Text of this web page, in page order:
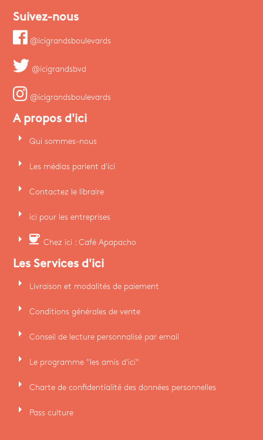
Suivez-nous
@icigrandsboulevards
@icigrandsbvd
@icigrandsboulevards
A propos d'ici
arrow_right Qui sommes-nous
arrow_right Les médias parlent d'ici
arrow_right Contactez le libraire
arrow_right ici pour les entreprises
arrow_right coffee Chez ici : Café Apapacho
Les Services d'ici
arrow_right Livraison et modalités de paiement
arrow_right Conditions générales de vente
arrow_right Conseil de lecture personnalisé par email
arrow_right Le programme "les amis d'ici"
arrow_right Charte de confidentialité des données personnelles
arrow_right Pass culture